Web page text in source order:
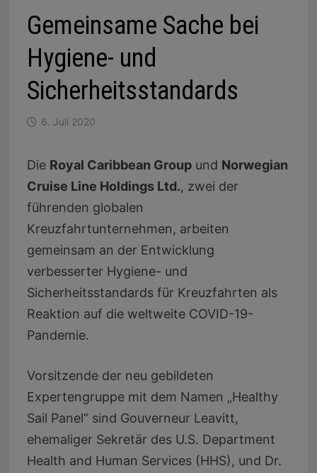
Gemeinsame Sache bei
Hygiene- und
Sicherheitsstandards
6. Juli 2020
Die Royal Caribbean Groupund Norwegian
Cruise Line Holdings Ltd., zwei der
führenden globalen
Kreuzfahrtunternehmen, arbeiten
gemeinsam an der Entwicklung
verbesserter Hygiene- und
Sicherheitsstandards für Kreuzfahrten als
Reaktion auf die weltweite COVID-19-
Pandemie.
Vorsitzende der neu gebildeten
Expertengruppe mit dem Namen „Healthy
Sail Panel“ sind Gouverneur Leavitt,
ehemaliger Sekretär des U.S. Department
Health and Human Services (HHS), und Dr.